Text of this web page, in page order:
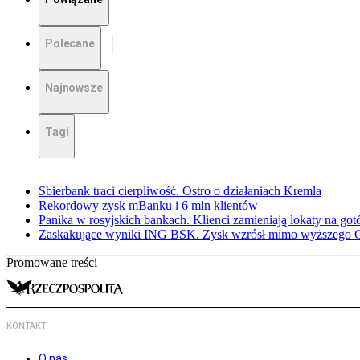
Polecane
Najnowsze
Tagi
Sbierbank traci cierpliwość. Ostro o działaniach Kremla
Rekordowy zysk mBanku i 6 mln klientów
Panika w rosyjskich bankach. Klienci zamieniają lokaty na
Zaskakujące wyniki ING BSK. Zysk wzrósł mimo wyższego
Promowane treści
KONTAKT